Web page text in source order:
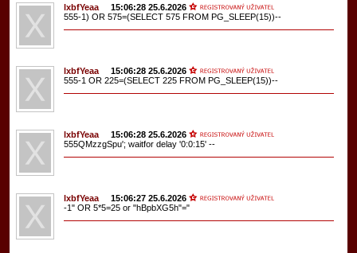
lxbfYeaa
15:06:28 25.6.2026
555-1) OR 575=(SELECT 575 FROM PG_SLEEP(15))--
lxbfYeaa
15:06:28 25.6.2026
555-1 OR 225=(SELECT 225 FROM PG_SLEEP(15))--
lxbfYeaa
15:06:28 25.6.2026
555QMzzgSpu'; waitfor delay '0:0:15' --
lxbfYeaa
15:06:27 25.6.2026
-1" OR 5*5=25 or "hBpbXG5h"="